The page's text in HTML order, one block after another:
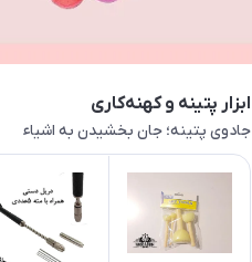
ابزار پتینه و کهنه‌کاری
جادوی پتینه؛ جان بخشیدن به اشیاء